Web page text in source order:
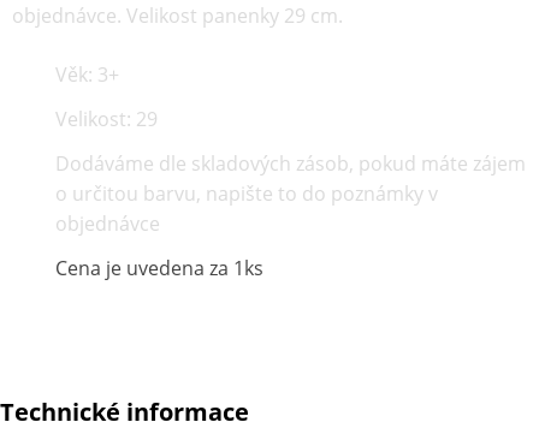
objednávce. Velikost panenky 29 cm.
Věk: 3+
Velikost: 29
Dodáváme dle skladových zásob, pokud máte zájem
o určitou barvu, napište to do poznámky v
objednávce
Cena je uvedena za 1ks
Technické informace